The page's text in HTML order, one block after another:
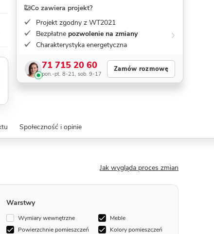
Co zawiera projekt?
Projekt zgodny z WT2021
Bezpłatne pozwolenie na zmiany
Charakterystyka energetyczna
71 715 20 60
pon.-pt. 8-21, sob. 9-17
Zamów rozmowę
Społeczność i opinie
Jak wygląda proces zmian
Warstwy
Wymiary wewnętrzne
Meble
Powierzchnie pomieszczeń
Kolory pomieszczeń